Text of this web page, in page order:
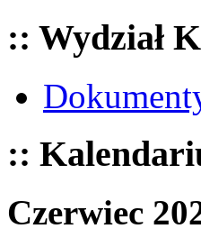
:: Wydział
::
Czerwiec